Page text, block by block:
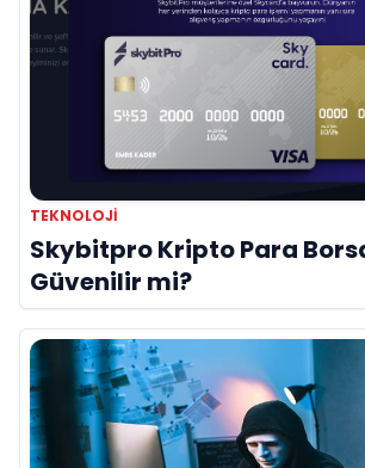
TEKNOLOJI
Skybitpro Kripto Para
Güvenilir mi?